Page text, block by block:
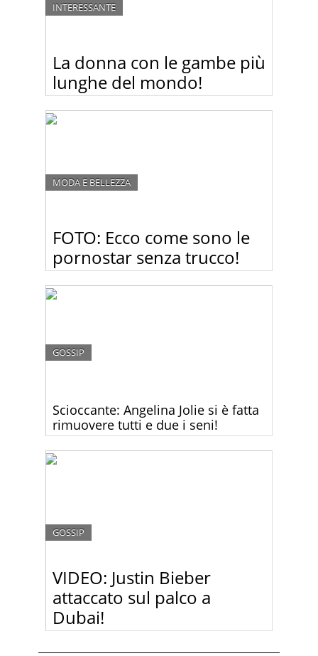
La donna con le gambe più
lunghe del mondo!
INTERESSANTE
lunghe del mondo in compagnia dell’uomo più
basso del mondo…una coppia davvero
FOTO: Ecco come sono le
pornostar senza trucco!
MODA E BELLEZZA
porno!
Scioccante: Angelina Jolie si è fatta
rimuovere tutti e due i seni!
GOSSIP
di essersi sottoposta a un intervento di
asportazione di tutti e due i seni per ridurre il forte
VIDEO: Justin Bieber
attaccato sul palco a
Dubai!
GOSSIP
durante il concerto a Dubai! Guardate il video!